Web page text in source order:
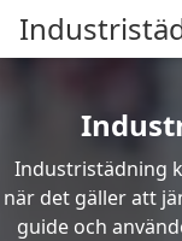
Industristädning
när det gäller att
guide och